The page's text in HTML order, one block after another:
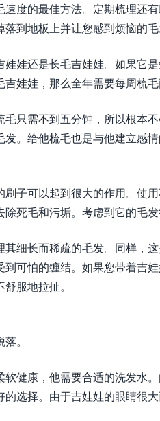
度的最佳方法。定期梳理还
到地板上并让您感到烦恼的毛
娃还是长毛吉娃娃。如果它
娃娃，那么全年需要每周梳
只需不到五分钟，所以根本
。给他梳毛也是与他建立感
子可以起到很大的作用。使
死毛和污垢。考虑到它的毛
细长而稀疏的毛发。同样，
可怕的缠结。如果您带着吉
服地拉扯。
。
健康，他需要合适的洗发水
选择。由于吉娃娃的眼睛很